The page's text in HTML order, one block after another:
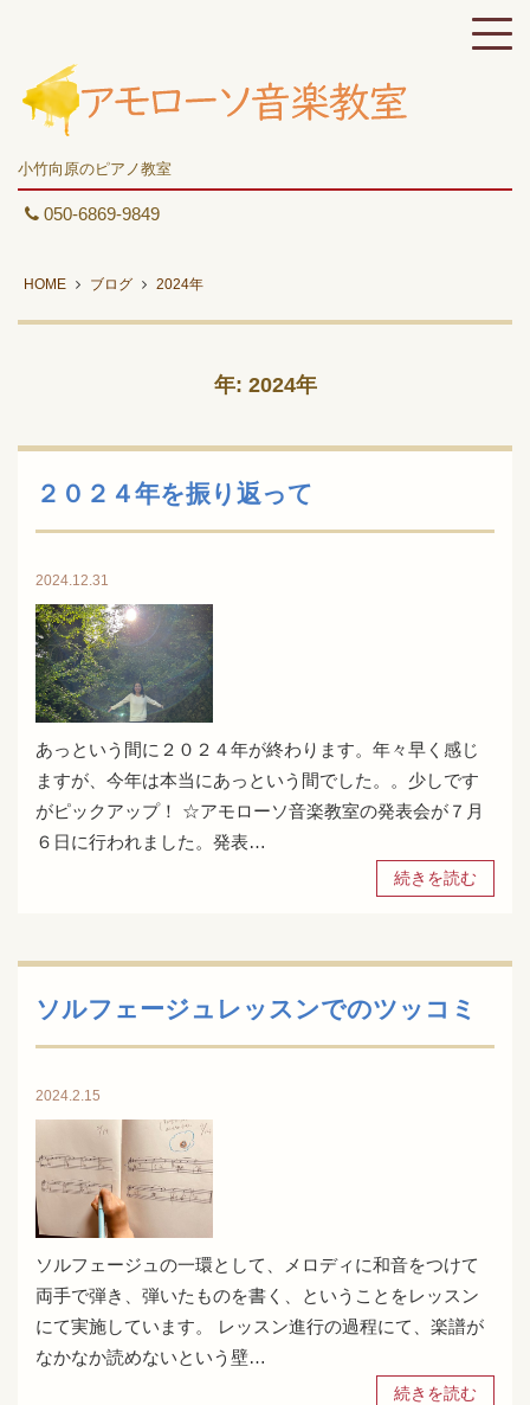
小竹向原のピアノ教室
050-6869-9849
HOME ブログ 2024年
年: 2024年
２０２４年を振り返って
2024.12.31
あっという間に２０２４年が終わります。年々早く感じ
ますが、今年は本当にあっという間でした。。少しです
がピックアップ！ ☆アモローソ音楽教室の発表会が７月
６日に行われました。発表…
続きを読む
ソルフェージュレッスンでのツッコミ
2024.2.15
ソルフェージュの一環として、メロディに和音をつけて
両手で弾き、弾いたものを書く、ということをレッスン
にて実施しています。 レッスン進行の過程にて、楽譜が
なかなか読めないという壁…
続きを読む